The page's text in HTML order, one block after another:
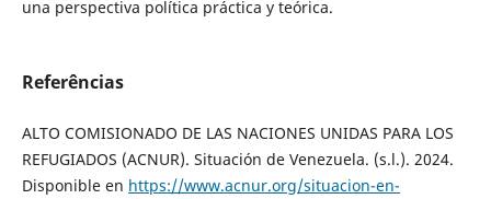
una perspectiva política práctica y teórica.
Referências
ALTO COMISIONADO DE LAS NACIONES UNIDAS PARA LOS
REFUGIADOS (ACNUR). Situación de Venezuela. (s.l.). 2024.
Disponible en https://www.acnur.org/situacion-en-